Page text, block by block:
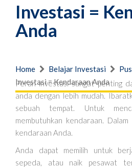
Investasi =
Anda
Home Belajar Investasi
Investasi = Kendaraan Anda
Peran investasi sangat penting
anda dengan lebih mudah.
sebuah tempat. Untuk
membutuhkan kendaraan.
kendaraan Anda.
Anda dapat memilih untuk
sepeda, atau naik pesawat